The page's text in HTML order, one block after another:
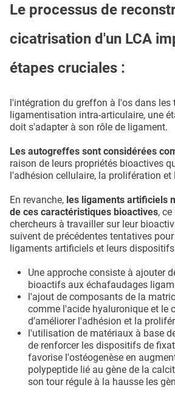
Le processus de
cicatrisation d'un LCA
étapes cruciales :
l'intégration du greffon à l'os dans les
ligamentisation intra-articulaire, une
doit s'adapter à son rôle de ligament.
Les autogreffes sont considérées
raison de leurs propriétés bioactives
l'adhésion cellulaire, la prolifération et
En revanche, les ligaments artificiels
de ces caractéristiques bioactives,
chercheurs à travailler sur leur
suivent de précédentes tentatives
ligaments artificiels et leurs
Une approche consiste à ajouter
bioactifs aux échafaudages
l'ajout de composants de la
comme l'acide hyaluronique et le
d’améliorer l'adhésion et la
l'utilisation de matériaux à base
de renforcer les dispositifs de
favorise l'ostéogenèse en
polypeptide lié au gène de la
son tour régule à la hausse les